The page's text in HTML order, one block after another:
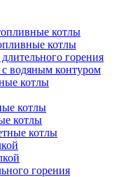
котлы
котлы
горения
водяным контуром
котлы
котлы
котлы
котлы
горения